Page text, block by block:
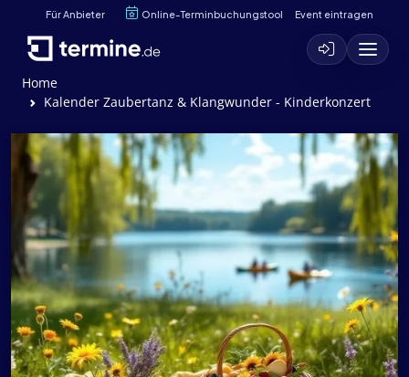
Für Anbieter Online-Terminbuchungstool Event eintragen
Home
Kalender Zaubertanz & Klangwunder - Kinderkonzert